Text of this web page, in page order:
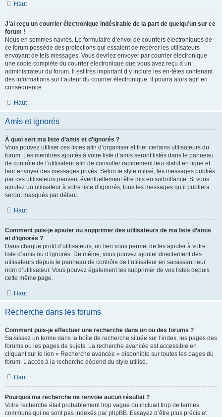
Haut
J’ai reçu un courrier électronique indésirable de la part de quelqu’un sur ce
forum !
Nous en sommes navrés. Le formulaire d’envoi de courriers électroniques de
ce forum possède des protections qui essaient de repérer les utilisateurs
envoyant de tels messages. Vous devriez envoyer par courrier électronique
une copie complète du courrier électronique que vous avez reçu à un
administrateur du forum. Il est très important d’y inclure les en-têtes contenant
des informations sur l’auteur du courrier électronique. Il pourra alors agir en
conséquence.
Haut
Amis et ignorés
À quoi sert ma liste d’amis et d’ignorés ?
Vous pouvez utiliser ces listes afin d’organiser et trier certains utilisateurs du
forum. Les membres ajoutés à votre liste d’amis seront listés dans le panneau
de contrôle de l’utilisateur afin de consulter rapidement leur statut en ligne et
leur envoyer des messages privés. Selon le style utilisé, les messages publiés
par ces utilisateurs peuvent éventuellement être mis en surbrillance. Si vous
ajoutez un utilisateur à votre liste d’ignorés, tous les messages qu’il publiera
seront masqués par défaut.
Haut
Comment puis-je ajouter ou supprimer des utilisateurs de ma liste d’amis
et d’ignorés ?
Dans chaque profil d’utilisateurs, un lien vous permet de les ajouter à votre
liste d’amis ou d’ignorés. De même, vous pouvez ajouter directement des
utilisateurs depuis le panneau de contrôle de l’utilisateur en saisissant leur
nom d’utilisateur. Vous pouvez également les supprimer de vos listes depuis
cette même page.
Haut
Recherche dans les forums
Comment puis-je effectuer une recherche dans un ou des forums ?
Saisissez un terme dans la boîte de recherche située sur l’index, les pages des
forums ou les pages de sujets. La recherche avancée est accessible en
cliquant sur le lien « Recherche avancée » disponible sur toutes les pages du
forum. L’accès à la recherche dépend du style utilisé.
Haut
Pourquoi ma recherche ne renvoie aucun résultat ?
Votre recherche était probablement trop vague ou incluait trop de termes
communs qui ne sont pas indexés par phpBB. Essayez d’être plus précis et